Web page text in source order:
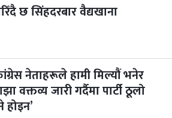
- Nov 8, 2026
३ महिना बाँकी
-Nov 9, 2026
-Nov 10, 2026
३ महिना बाँकी
छ सिंहदरबार वैद्यखाना
नेताहरूले हामी मिल्यौं भनेर
वक्तव्य जारी गर्दैमा पार्टी ठूलो
होइन’